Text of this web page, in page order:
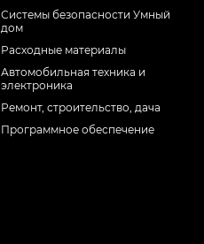
Системы безопасности Умный
дом
Расходные материалы
Автомобильная техника и
электроника
Ремонт, строительство, дача
Программное обеспечение